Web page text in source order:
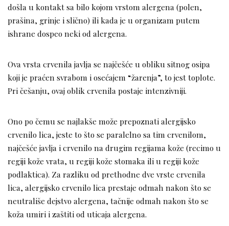
došla u kontakt sa bilo kojom vrstom alergena (polen,
prašina, grinje i slično) ili kada je u organizam putem
ishrane dospeo neki od alergena.
Ova vrsta crvenila javlja se najčešće u obliku sitnog osipa
koji je praćen svrabom i osećajem “žarenja”, to jest toplote.
Pri češanju, ovaj oblik crvenila postaje intenzivniji.
Ono po čemu se najlakše može prepoznati alergijsko
crvenilo lica, jeste to što se paralelno sa tim crvenilom,
najčešće javlja i crvenilo na drugim regijama kože (recimo u
regiji kože vrata, u regiji kože stomaka ili u regiji kože
podlaktica). Za razliku od prethodne dve vrste crvenila
lica, alergijsko crvenilo lica prestaje odmah nakon što se
neutrališe dejstvo alergena, tačnije odmah nakon što se
koža umiri i zaštiti od uticaja alergena.